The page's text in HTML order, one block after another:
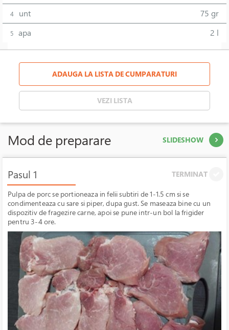
4 unt 75 gr
5 apa 2 l
ADAUGA LA LISTA DE CUMPARATURI
VEZI LISTA
Mod de preparare SLIDESHOW
Pasul 1 TERMINAT
Pulpa de porc se portioneaza in felii subtiri de 1-1.5 cm si se
condimenteaza cu sare si piper, dupa gust. Se maseaza bine cu un
dispozitiv de fragezire carne, apoi se pune intr-un bol la frigider
pentru 3-4 ore.